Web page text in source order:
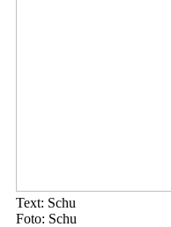
Text: Schu
Foto: Schu